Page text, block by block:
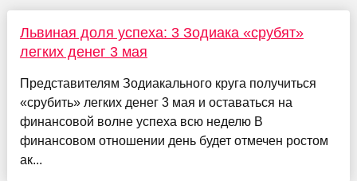
Львиная доля успеха: 3 Зодиака «срубят»
легких денег 3 мая
Представителям Зодиакального круга получиться
«срубить» легких денег 3 мая и оставаться на
финансовой волне успеха всю неделю В
финансовом отношении день будет отмечен ростом
ак...